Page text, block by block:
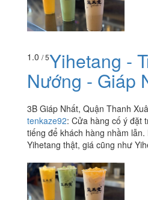
1.0 / 5Yihetang -
Nướng - Giáp
3B Giáp Nhất, Quận Thanh
tenkaze92: Cửa hàng cố ý đặt
tiếng để khách hàng nhầm
Yihetang thật, giá cũng như